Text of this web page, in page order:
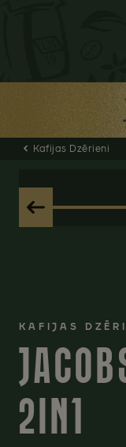
Kafijas Dzērieni
KAFIJAS
2IN1